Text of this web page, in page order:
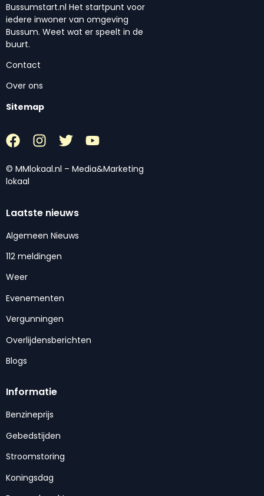
Bussumstart.nl Het startpunt voor
iedere inwoner van omgeving
Bussum. Weet wat er speelt in de
buurt.
Contact
Over ons
Sitemap
© MMlokaal.nl – Media&Marketing
lokaal
Laatste nieuws
Algemeen Nieuws
112 meldingen
Weer
Evenementen
Vergunningen
Overlijdensberichten
Blogs
Informatie
Benzineprijs
Gebedstijden
Stroomstoring
Koningsdag